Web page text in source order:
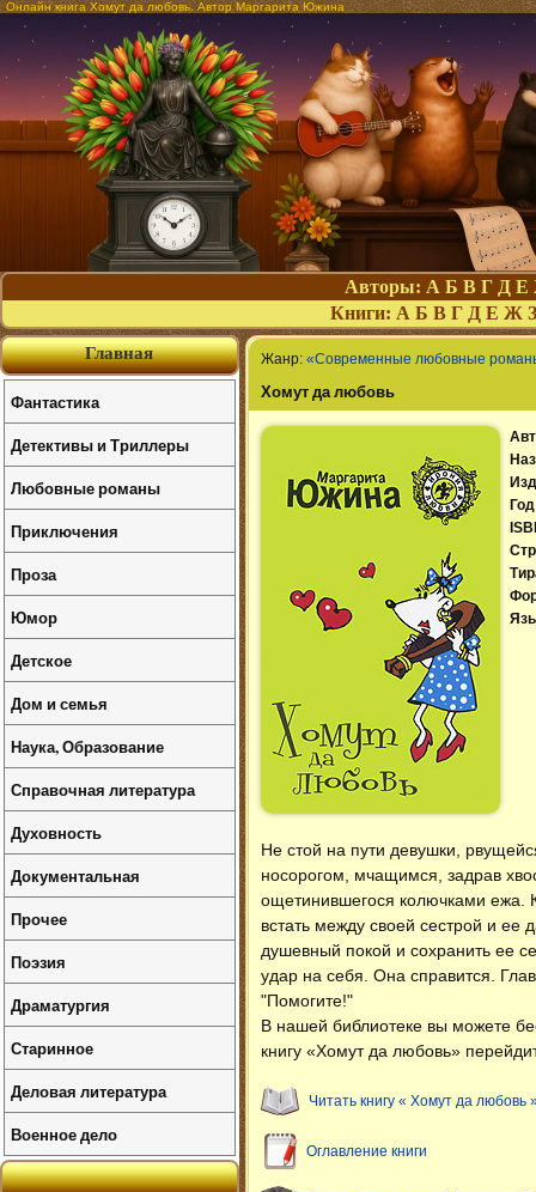
Онлайн книга Хомут да любовь. Автор Маргарита Южина
Авторы: А Б В Г Д Е
Книги: А Б В Г Д Е Ж З
Жанр: «Современные любовные
Хомут да любовь
Не стой на пути девушки,
носорогом, мчащимся, задрав
ощетинившегося колючками ежа.
встать между своей сестрой и
душевный покой и сохранить ее
удар на себя. Она справится.
"Помогите!"
В нашей библиотеке вы можете
книгу «Хомут да любовь»
Читать книгу « Хомут да любовь
Оглавление книги
Главная
Фантастика
Детективы и Триллеры
Любовные романы
Приключения
Проза
Юмор
Детское
Дом и семья
Наука, Образование
Справочная литература
Духовность
Документальная
Прочее
Поэзия
Драматургия
Старинное
Деловая литература
Военное дело